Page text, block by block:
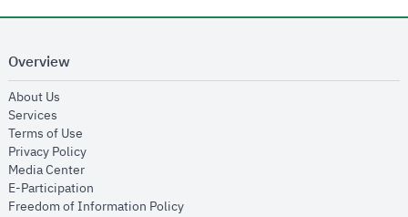
Overview
About Us
Services
Terms of Use
Privacy Policyopens in new window
Media Centeropens in new window
E-Participation
Freedom of Information Policyopens in new window